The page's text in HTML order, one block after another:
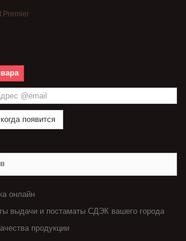
Premier
появится
онлайн
выдачи и постаматы СДЭК вашего города
продукции